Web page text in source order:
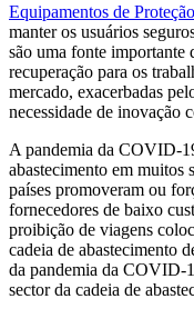
Equipamentos de
manter os usuários
são uma fonte importante
recuperação para os
mercado, exacerbadas
necessidade de inovação
A pandemia da COVID-
abastecimento em muitos
países promoveram ou
fornecedores de baixo
proibição de viagens
cadeia de abastecimento
da pandemia da COVID-
sector da cadeia de